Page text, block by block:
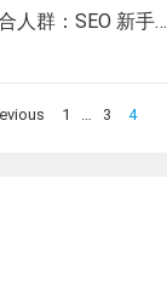
人群：SEO 新手…
1 … 3 4